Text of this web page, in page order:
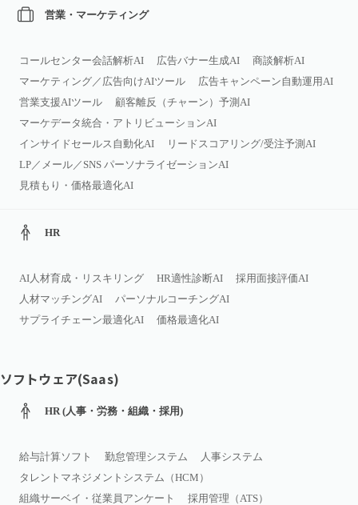
営業・マーケティング
コールセンター会話解析AI 広告バナー生成AI
商談解析AI
マーケティング／広告向けAIツール
広告キャンペーン自動運用AI
営業支援AIツール
顧客離反（チャーン）予測AI
マーケデータ統合・アトリビューションAI
インサイドセールス自動化AI
リードスコアリング/受注予測AI
LP／メール／SNS パーソナライゼーションAI
見積もり・価格最適化AI
HR
AI人材育成・リスキリング HR適性診断AI
採用面接評価AI
人材マッチングAI
パーソナルコーチングAI
サプライチェーン最適化AI
価格最適化AI
ソフトウェア(Saas)
HR (人事・労務・組織・採用)
給与計算ソフト 勤怠管理システム
人事システム
タレントマネジメントシステム（HCM）
組織サーベイ・従業員アンケート
採用管理（ATS）